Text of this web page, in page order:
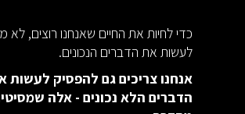
כדי לחיות את החיים שאנחנו רוצים, לא
לעשות את הדברים הנכונים.
אנחנו צריכים גם להפסיק לעשות
הדברים הלא נכונים - אלה